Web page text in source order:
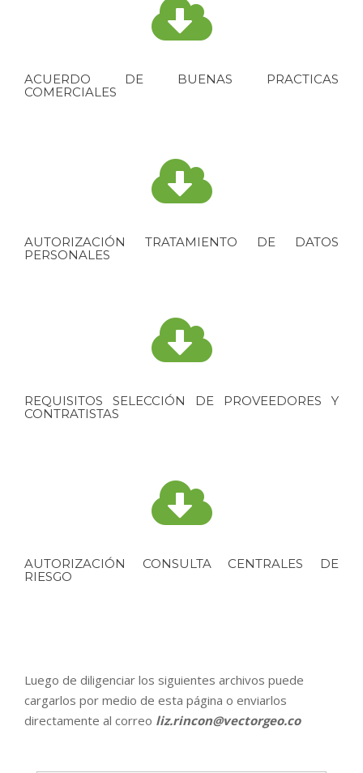
ACUERDO DE BUENAS PRACTICAS
COMERCIALES
AUTORIZACIÓN TRATAMIENTO DE DATOS
PERSONALES
REQUISITOS SELECCIÓN DE PROVEEDORES Y
CONTRATISTAS
AUTORIZACIÓN CONSULTA CENTRALES DE
RIESGO
Luego de diligenciar los siguientes archivos puede
cargarlos por medio de esta página o enviarlos
directamente al correo liz.rincon@vectorgeo.co